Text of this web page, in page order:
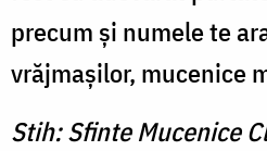
precum şi numele te
vrăjmaşilor, mucenice
Stih: Sfinte Mucenice